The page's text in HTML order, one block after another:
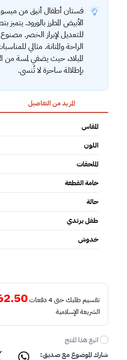
فستان أطفال أنيق من
الأبيض المطرز بالورود.
للتعديل لإبراز الخصر.
الراحة والمتانة. مثالي
الميلاد، حيث يضفي لمسة من
بإطلالة ساحرة لا تُنسى.
المزيد من التفاصيل
المقاس
اللون
الملحقات
خامة القطعة
حالة
طفل يرتدي
خدوش
تقسيم طلبك حتى 4 دفعات
الشريعة الإسلامية
اتبع هذا المنتج
شارك الموضوع مع صديق: